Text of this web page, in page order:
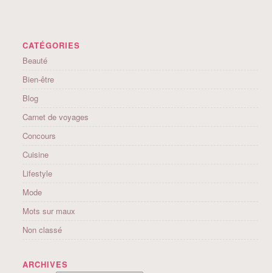
CATÉGORIES
Beauté
Bien-être
Blog
Carnet de voyages
Concours
Cuisine
Lifestyle
Mode
Mots sur maux
Non classé
ARCHIVES